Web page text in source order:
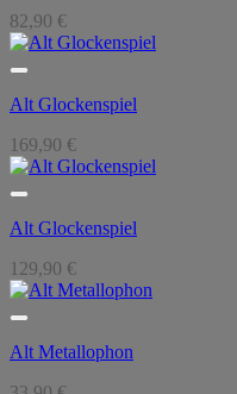
82,90 €
Alt Glockenspiel
169,90 €
Alt Glockenspiel
129,90 €
Alt Metallophon